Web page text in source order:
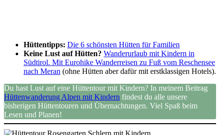
Hüttentipps: Die 6 schönsten Hütten für Familien
Keine Lust auf Hütten? Wanderurlaub mit Kindern in
Südtirol. Mit Eurohike Wanderreisen zu Fuß vom Reschensee
nach Meran (ohne Hütten aber dafür mit erstklassigen Hotels).
Du hast Lust auf eine Hüttentour mit Kindern? In meinem Beitrag
Hüttenwanderung Alpen mit Kindern findest du alle unsere
bisherigen Hüttentouren und Übernachtungen. Viel Spaß beim
Lesen und Planen!